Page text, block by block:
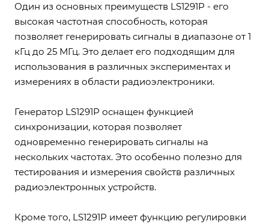
Один из основных преимуществ LS1291P - его
высокая частотная способность, которая
позволяет генерировать сигналы в диапазоне от 1
кГц до 25 МГц. Это делает его подходящим для
использования в различных экспериментах и
измерениях в области радиоэлектроники.
Генератор LS1291P оснащен функцией
синхронизации, которая позволяет
одновременно генерировать сигналы на
нескольких частотах. Это особенно полезно для
тестирования и измерения свойств различных
радиоэлектронных устройств.
Кроме того, LS1291P имеет функцию регулировки